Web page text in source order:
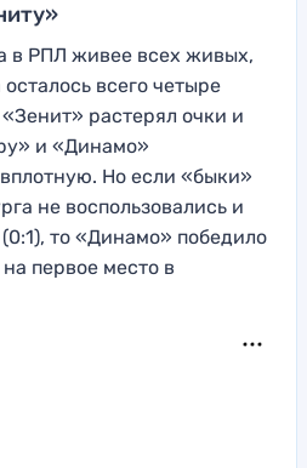
в РПЛ живее всех живых,
всего четыре
растерял очки и
и «Динамо»
Но если «быки»
не воспользовались и
то «Динамо» победило
первое место в